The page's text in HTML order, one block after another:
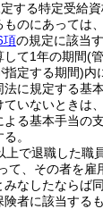
する特定受給
のにあっては
項の規定に該当
して1年の期間(
指定する期間)内
法に規定する基
いないときは
よる基本手当の
。
上で退職した職
て、その者を雇
みなしたならば
険者に該当する